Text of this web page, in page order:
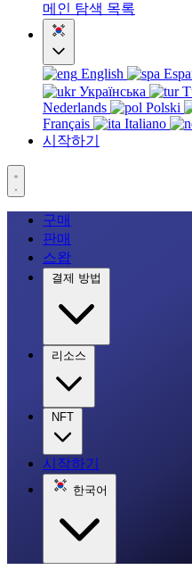
메인 탐색 목록
English
Українська
Nederlands
Polski
Français
Italiano
시작하기
구매
판매
스왑
결제 방법
리소스
NFT
시작하기
한국어